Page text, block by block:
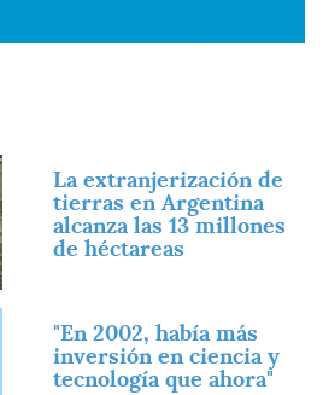
La extranjerización de
tierras en Argentina
alcanza las 13 millones
de héctareas
"En 2002, había más
inversión en ciencia y
tecnología que ahora"